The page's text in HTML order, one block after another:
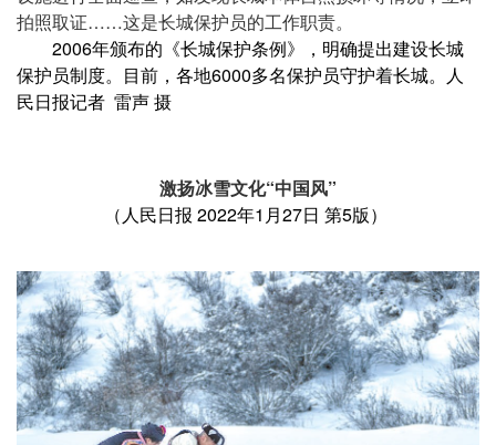
拍照取证……这是长城保护员的工作职责。
2006年颁布的《长城保护条例》，明确提出建设长城
保护员制度。目前，各地6000多名保护员守护着长城。人
民日报记者 雷声 摄
激扬冰雪文化“中国风”
（人民日报 2022年1月27日 第5版）